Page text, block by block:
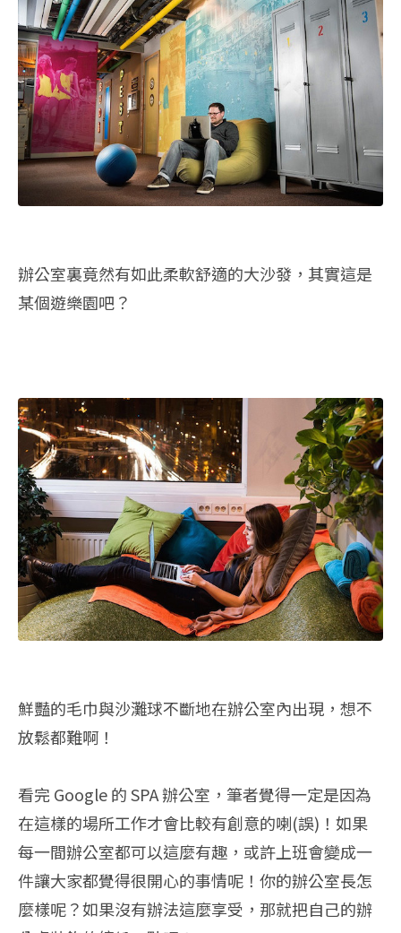
辦公室裏竟然有如此柔軟舒適的大沙發，其實這是
某個遊樂園吧？
鮮豔的毛巾與沙灘球不斷地在辦公室內出現，想不
放鬆都難啊！
看完 Google 的 SPA 辦公室，筆者覺得一定是因為
在這樣的場所工作才會比較有創意的喇(誤)！如果
每一間辦公室都可以這麼有趣，或許上班會變成一
件讓大家都覺得很開心的事情呢！你的辦公室長怎
麼樣呢？如果沒有辦法這麼享受，那就把自己的辦